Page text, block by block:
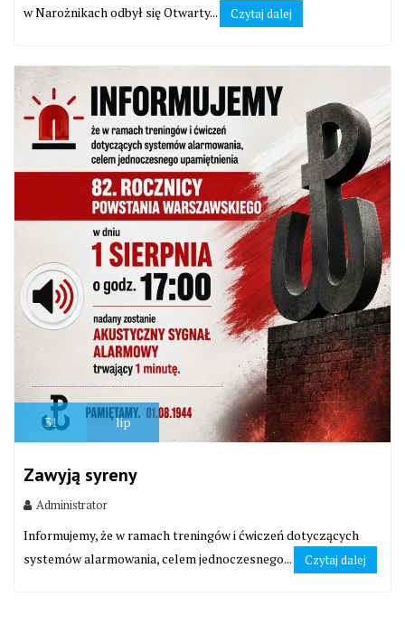
w Narożnikach odbył się Otwarty...
Czytaj dalej
31 lip
Zawyją syreny
Administrator
Informujemy, że w ramach treningów i ćwiczeń dotyczących
systemów alarmowania, celem jednoczesnego...
Czytaj dalej